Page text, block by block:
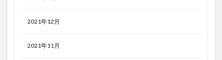
2021年12月
2021年11月